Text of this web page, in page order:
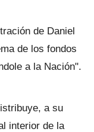
de Daniel
de los fondos
a la Nación".
a su
interior de la